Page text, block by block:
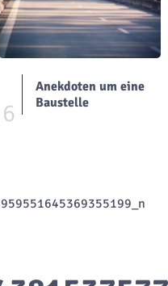
6
Anekdoten um eine
Baustelle